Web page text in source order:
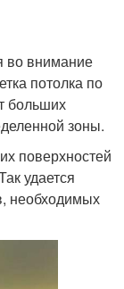
во внимание
потолка по
больших
зоны.
поверхностей
удается
необходимых